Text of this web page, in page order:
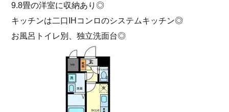
9.8畳の洋室に収納あり◎
キッチンは二口IHコンロのシステムキッチン◎
お風呂トイレ別、独立洗面台◎